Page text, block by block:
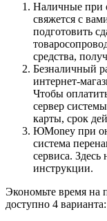
Наличные при
свяжется с
подготовить
средства,
Безналичный
интернет-
Чтобы
сервер
карты, срок
ЮMoney при
система
сервиса.
инструкции.
Экономьте время на
доступно 4 варианта: